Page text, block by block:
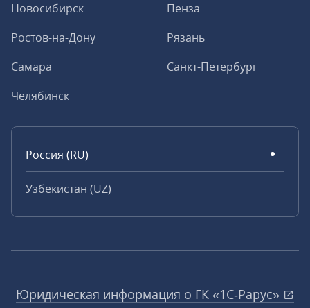
Новосибирск
Пенза
Ростов-на-Дону
Рязань
Самара
Санкт-Петербург
Челябинск
Россия (RU)
Узбекистан (UZ)
Юридическая информация о ГК «1С‑Рарус»